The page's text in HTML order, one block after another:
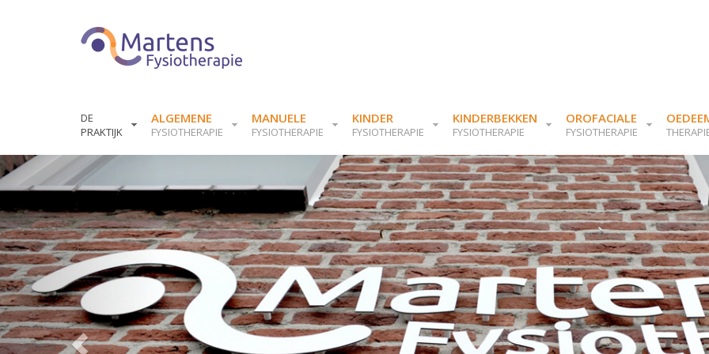
DE
PRAKTIJK
ALGEMENE
FYSIOTHERAPIE
MANUELE
FYSIOTHERAPIE
KINDER
FYSIOTHERAPIE
KINDERBEKKEN
FYSIOTHERAPIE
OROFACIALE
FYSIOTHERAPIE
Previous